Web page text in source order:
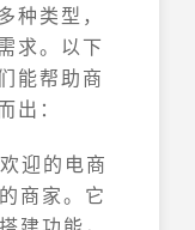
种类型，
求。以下
能帮助商
出：
迎的电商
商家。它